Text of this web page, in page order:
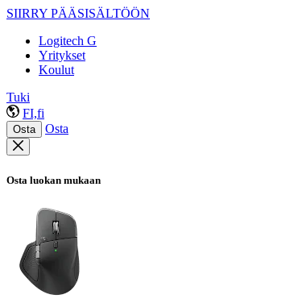
SIIRRY PÄÄSISÄLTÖÖN
Logitech G
Yritykset
Koulut
Tuki
FI,fi
Osta Osta
Osta luokan mukaan